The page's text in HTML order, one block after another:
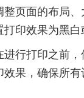
整页面的布局
印效果为黑白
进行打印之前
效果，确保所